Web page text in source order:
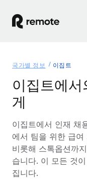
글로벌 급여
규정을 준수하며
기록상 고용주
법인 설립 비용 없
솔루션
글로벌 서비스 제공
국가별 정보
국가별 글로벌 채
미국 주별 정보
리소스
도구 및 계산기
요금
국가별 정보 이집트
이집트에서
게
이집트에서 인재 채
에서 팀을 위한 급
비롯해 스톡옵션까
습니다. 이 모든 것
집니다.